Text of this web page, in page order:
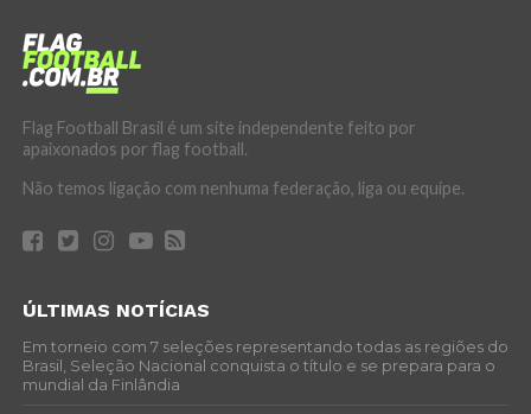
Flag Football Brasil é um site independente feito por
apaixonados por flag football.
Não temos ligação com nenhuma federação, liga ou equipe.
ÚLTIMAS NOTÍCIAS
Em torneio com 7 seleções representando todas as regiões do
Brasil, Seleção Nacional conquista o título e se prepara para o
mundial da Finlândia